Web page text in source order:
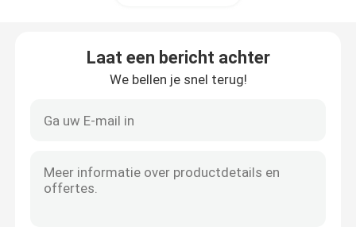
De Sonde van de voedseltemperatuur
De Temperatuursensoren van platinaoto
Waterdichte Temperatuursensoren
Laat een bericht achter
We bellen je snel terug!